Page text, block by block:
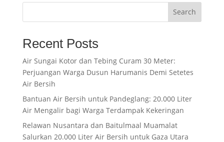
Search
Recent Posts
Air Sungai Kotor dan Tebing Curam 30 Meter:
Perjuangan Warga Dusun Harumanis Demi Setetes
Air Bersih
Bantuan Air Bersih untuk Pandeglang: 20.000 Liter
Air Mengalir bagi Warga Terdampak Kekeringan
Relawan Nusantara dan Baitulmaal Muamalat
Salurkan 20.000 Liter Air Bersih untuk Gaza Utara